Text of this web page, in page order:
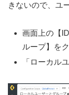
きないので、ユ
画面上の【
ループ】を
「ローカル